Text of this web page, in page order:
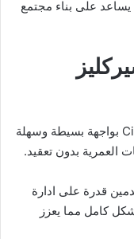
يساعد على بناء مجتمع
سهولة الاستخدام: يتميز تطبيق Circles بواجهة بسيطة وسهلة
العمرية بدون تعقيد.
قدرة على ادارة
كامل مما يعزز